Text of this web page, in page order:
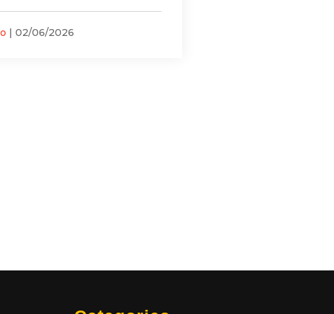
| 02/06/2026